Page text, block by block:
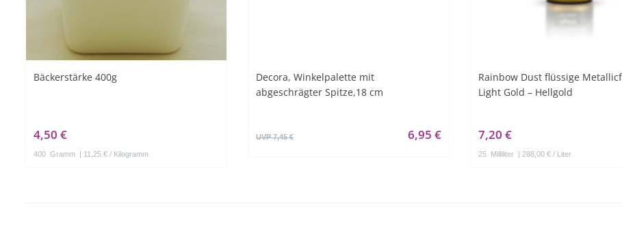
Bäckerstärke 400g
4,50 €
400 Gramm | 11,25 € / Kilogramm
Decora, Winkelpalette mit
abgeschrägter Spitze,18 cm
UVP 7,45 € 6,95 €
Rainbow Dust flüssige
Light Gold – Hellgold
7,20 €
25 Milliliter | 288,00 € / Liter